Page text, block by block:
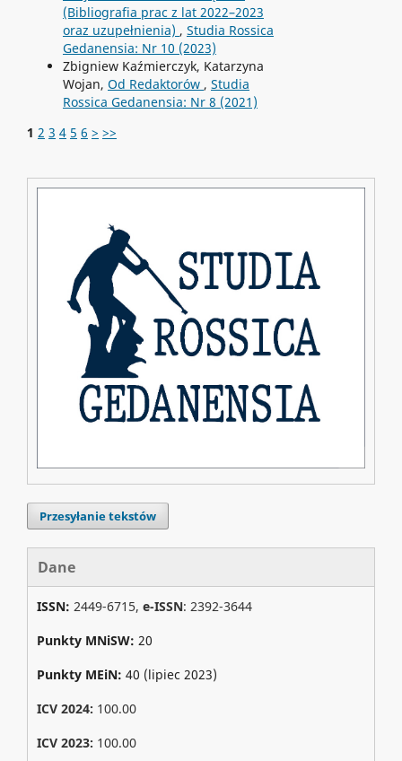
(Bibliografia prac z lat 2022–2023
oraz uzupełnienia) , Studia Rossica
Gedanensia: Nr 10 (2023)
Zbigniew Kaźmierczyk, Katarzyna
Wojan, Od Redaktorów , Studia
Rossica Gedanensia: Nr 8 (2021)
1 2 3 4 5 6 > >>
Przesyłanie tekstów
Dane
ISSN: 2449-6715, e-ISSN: 2392-3644
Punkty MNiSW: 20
Punkty MEiN: 40 (lipiec 2023)
ICV 2024: 100.00
ICV 2023: 100.00